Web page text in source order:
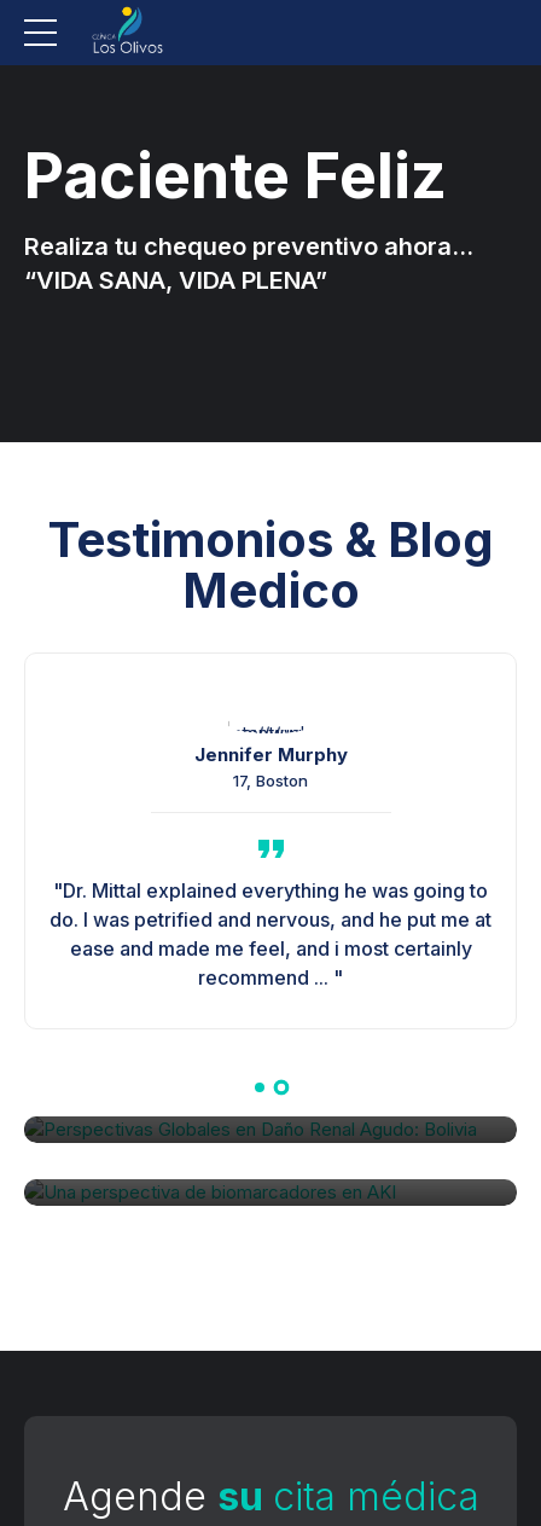
Paciente Feliz
Realiza tu chequeo preventivo ahora…
“VIDA SANA, VIDA PLENA”
Testimonios & Blog
Medico
"Dr. Mittal explained everything he was going to
do. I was petrified and nervous, and he put me at
ease and made me feel, and i most certainly
recommend ... "
Jennifer Murphy
17, Boston
Perspectivas Globales
Una perspectiva de
biomarcadores en AKI
Agende su cita médica